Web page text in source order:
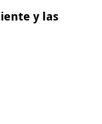
y las